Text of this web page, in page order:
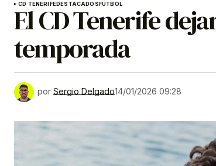
CD TENERIFEDESTACADOSFÚTBOL
El CD Tenerife
temporada
por Sergio Delgado14/01/2026 09:28